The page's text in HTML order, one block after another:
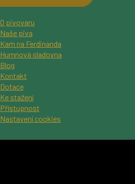
O pivovaru
Naše piva
Kam na Ferdinanda
Humnová sladovna
Blog
Kontakt
Dotace
Ke stažení
Přístupnost
Nastavení cookies